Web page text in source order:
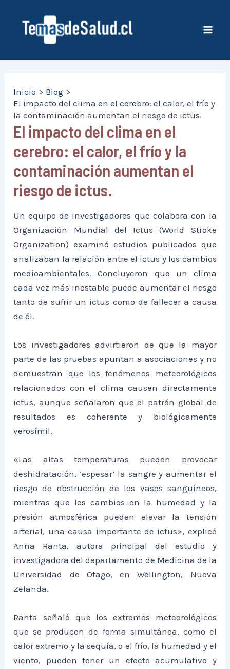
contenido
Inicio
Blog
El impacto del clima en el cerebro: el calor, el frío y
la contaminación aumentan el riesgo de ictus.
El impacto del clima en el
cerebro: el calor, el frío y la
contaminación aumentan el
riesgo de ictus.
Un equipo de investigadores que colabora con la
Organización Mundial del Ictus (World Stroke
Organization) examinó estudios publicados que
analizaban la relación entre el ictus y los cambios
medioambientales. Concluyeron que un clima
cada vez más inestable puede aumentar el riesgo
tanto de sufrir un ictus como de fallecer a causa
de él.
Los investigadores advirtieron de que la mayor
parte de las pruebas apuntan a asociaciones y no
demuestran que los fenómenos meteorológicos
relacionados con el clima causen directamente
ictus, aunque señalaron que el patrón global de
resultados es coherente y biológicamente
verosímil.
«Las altas temperaturas pueden provocar
deshidratación, ‘espesar’ la sangre y aumentar el
riesgo de obstrucción de los vasos sanguíneos,
mientras que los cambios en la humedad y la
presión atmosférica pueden elevar la tensión
arterial, una causa importante de ictus», explicó
Anna Ranta, autora principal del estudio y
investigadora del departamento de Medicina de la
Universidad de Otago, en Wellington, Nueva
Zelanda.
Ranta señaló que los extremos meteorológicos
que se producen de forma simultánea, como el
calor extremo y la sequía, o el frío, la humedad y el
viento, pueden tener un efecto acumulativo y